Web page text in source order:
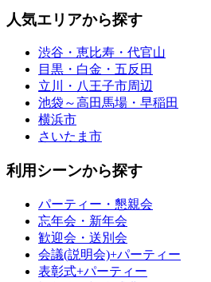
人気エリアから探す
渋谷・恵比寿・代官山
目黒・白金・五反田
立川・八王子市周辺
池袋～高田馬場・早稲田
横浜市
さいたま市
利用シーンから探す
パーティー・懇親会
忘年会・新年会
歓迎会・送別会
会議(説明会)+パーティー
表彰式+パーティー